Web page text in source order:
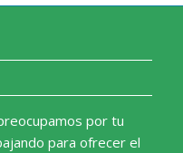
por tu
para ofrecer el